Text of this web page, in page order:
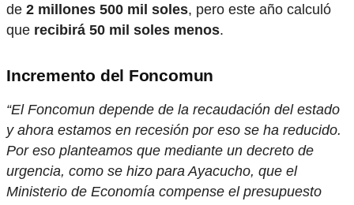
de 2 millones 500 mil soles, pero este año calculó
que recibirá 50 mil soles menos.
Incremento del Foncomun
“El Foncomun depende de la recaudación del estado
y ahora estamos en recesión por eso se ha reducido.
Por eso planteamos que mediante un decreto de
urgencia, como se hizo para Ayacucho, que el
Ministerio de Economía compense el presupuesto